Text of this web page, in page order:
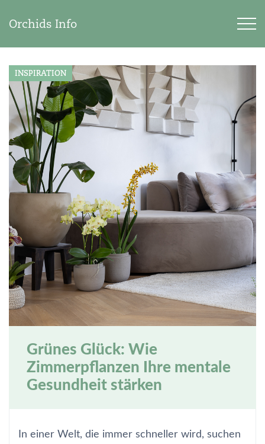
Orchids Info
INSPIRATION
Grünes Glück: Wie
Zimmerpflanzen Ihre mentale
Gesundheit stärken
In einer Welt, die immer schneller wird, suchen